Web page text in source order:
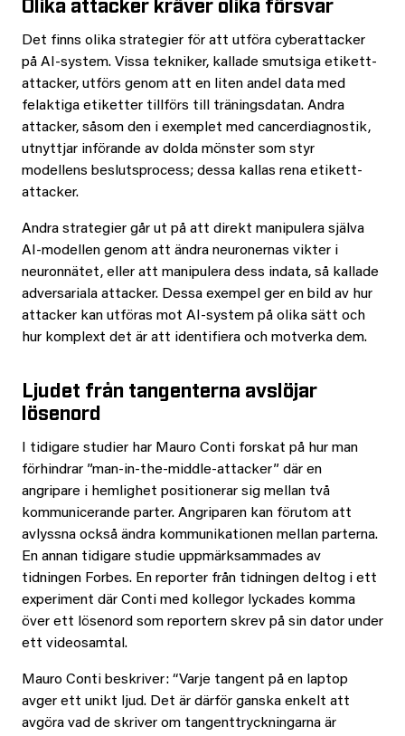
Det finns olika strategier för att utföra cyberattacker
på AI-system. Vissa tekniker, kallade smutsiga etikett-
attacker, utförs genom att en liten andel data med
felaktiga etiketter tillförs till träningsdatan. Andra
attacker, såsom den i exemplet med cancerdiagnostik,
utnyttjar införande av dolda mönster som styr
modellens beslutsprocess; dessa kallas rena etikett-
attacker.
Andra strategier går ut på att direkt manipulera själva
AI-modellen genom att ändra neuronernas vikter i
neuronnätet, eller att manipulera dess indata, så kallade
adversariala attacker. Dessa exempel ger en bild av hur
attacker kan utföras mot AI-system på olika sätt och
hur komplext det är att identifiera och motverka dem.
Ljudet från tangenterna avslöjar
lösenord
I tidigare studier har Mauro Conti forskat på hur man
förhindrar ”man-in-the-middle-attacker” där en
angripare i hemlighet positionerar sig mellan två
kommunicerande parter. Angriparen kan förutom att
avlyssna också ändra kommunikationen mellan parterna.
En annan tidigare studie uppmärksammades av
tidningen Forbes. En reporter från tidningen deltog i ett
experiment där Conti med kollegor lyckades komma
över ett lösenord som reportern skrev på sin dator under
ett videosamtal.
Mauro Conti beskriver: “Varje tangent på en laptop
avger ett unikt ljud. Det är därför ganska enkelt att
avgöra vad de skriver om tangenttryckningarna är